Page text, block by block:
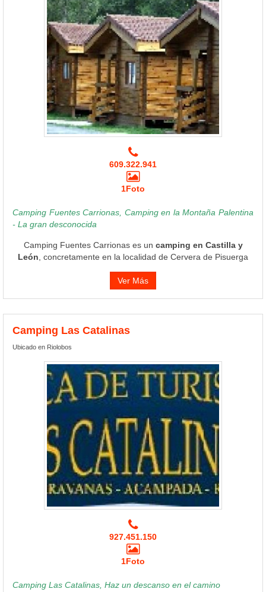
609.322.941
1Foto
Camping Fuentes Carrionas, Camping en la Montaña Palentina
- La gran desconocida
Camping Fuentes Carrionas es un camping en Castilla y
León , concretamente en la localidad de Cervera de Pisuerga
Ver Más
Camping Las Catalinas
Ubicado en Riolobos
927.451.150
1Foto
Camping Las Catalinas, Haz un descanso en el camino